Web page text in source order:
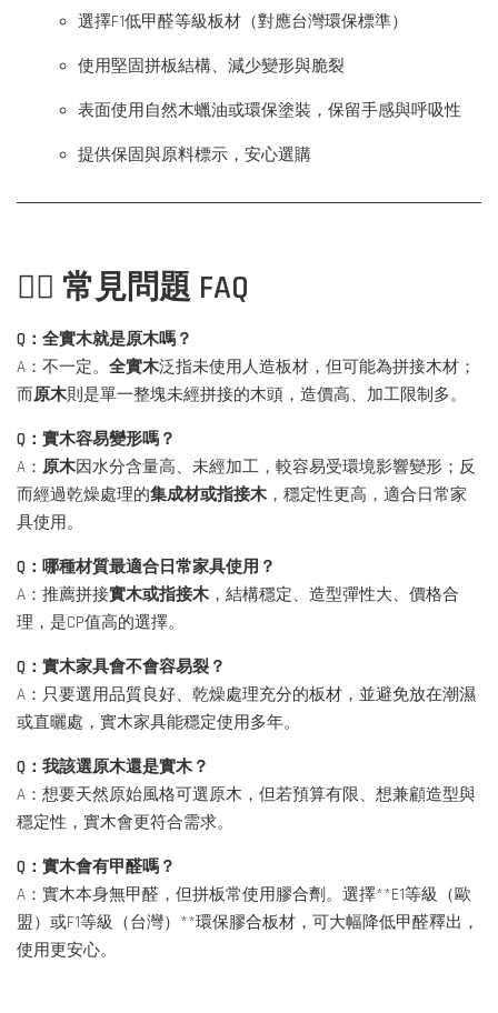
選擇F1低甲醛等級板材（對應台灣環保標準）
使用堅固拼板結構、減少變形與脆裂
表面使用自然木蠟油或環保塗裝，保留手感與呼吸性
提供保固與原料標示，安心選購
🙋‍♀️ 常見問題 FAQ
Q：全實木就是原木嗎？
A：不一定。 全實木泛指未使用人造板材，但可能為拼接木材；
而原木則是單一整塊未經拼接的木頭，造價高、加工限制多。
Q：實木容易變形嗎？
A： 原木因水分含量高、未經加工，較容易受環境影響變形；反
而經過乾燥處理的集成材或指接木，穩定性更高，適合日常家
具使用。
Q：哪種材質最適合日常家具使用？
A：推薦拼接實木或指接木，結構穩定、造型彈性大、價格合
理，是CP值高的選擇。
Q：實木家具會不會容易裂？
A：只要選用品質良好、乾燥處理充分的板材，並避免放在潮濕
或直曬處，實木家具能穩定使用多年。
Q：我該選原木還是實木？
A：想要天然原始風格可選原木，但若預算有限、想兼顧造型與
穩定性，實木會更符合需求。
Q：實木會有甲醛嗎？
A：實木本身無甲醛，但拼板常使用膠合劑。選擇**E1等級（歐
盟）或F1等級（台灣）**環保膠合板材，可大幅降低甲醛釋出，
使用更安心。